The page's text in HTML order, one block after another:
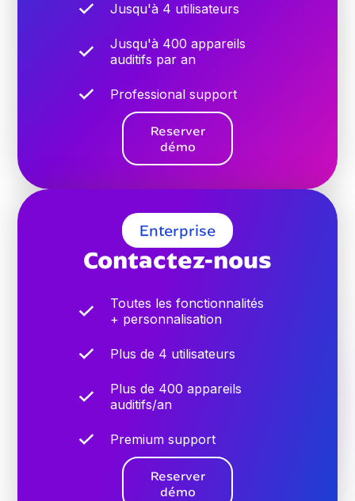
Jusqu'à 4 utilisateurs
Jusqu'à 400 appareils
auditifs par an
Professional support
Reserver
démo
Enterprise
Contactez-nous
Toutes les fonctionnalités
+ personnalisation
Plus de 4 utilisateurs
Plus de 400 appareils
auditifs/an
Premium support
Reserver
démo